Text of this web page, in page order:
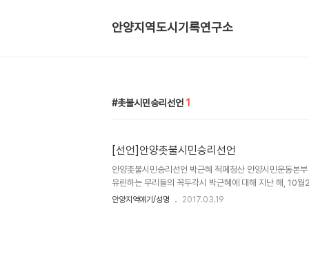
안양지역도시기록연구소
촛불시민승리선언 1
[선언]안양촛불시민승리선언
안양촛불시민승리선언 박근혜 적폐청산 안양시민운동본
유린하는 무리들의 꼭두각시 박근혜에 대해 지난 해, 10
이래 온 나라 온 국민이 한 마음, 한 뜻이었습니다. 우리의
안양지역얘기/성명 2017.03.19